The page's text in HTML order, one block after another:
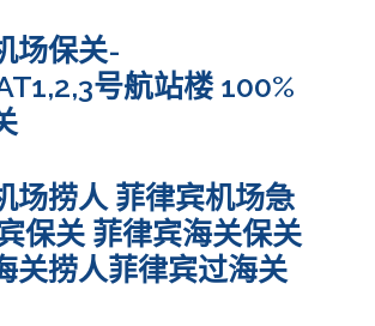
场保关-
号航站楼 100%
场捞人 菲律宾机场急
保关 菲律宾海关保关
关捞人菲律宾过海关